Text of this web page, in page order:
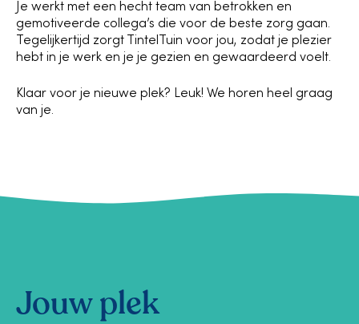
Je werkt met een hecht team van betrokken en
gemotiveerde collega’s die voor de beste zorg gaan.
Tegelijkertijd zorgt TintelTuin voor jou, zodat je plezier
hebt in je werk en je je gezien en gewaardeerd voelt.
Klaar voor je nieuwe plek? Leuk! We horen heel graag
van je.
Jouw plek